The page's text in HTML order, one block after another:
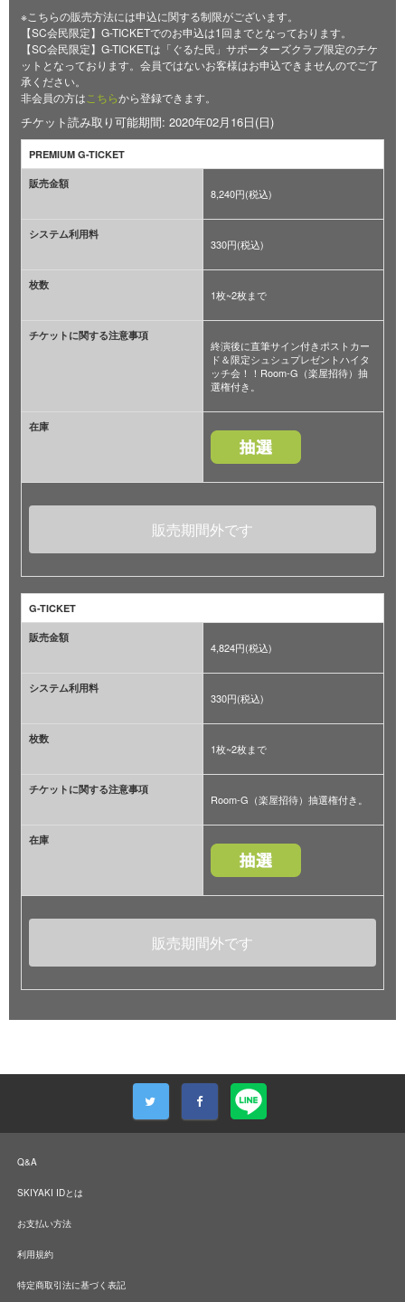
※こちらの販売方法には申込に関する制限がございます。
【SC会民限定】G-TICKETでのお申込は1回までとなっております。
【SC会民限定】G-TICKETは「ぐるた民」サポーターズクラブ限定のチケ
ットとなっております。会員ではないお客様はお申込できませんのでご了
承ください。
非会員の方は こちらから登録できます。
チケット読み取り可能期間: 2020年02月16日(日)
PREMIUM G-TICKET
販売金額
8,240円(税込)
システム利用料
330円(税込)
枚数
1枚~2枚まで
チケットに関する注意事項
終演後に直筆サイン付きポストカー
ド＆限定シュシュプレゼントハイタ
ッチ会！！Room-G（楽屋招待）抽
選権付き。
在庫
販売期間外です
G-TICKET
販売金額
4,824円(税込)
システム利用料
330円(税込)
枚数
1枚~2枚まで
チケットに関する注意事項
Room-G（楽屋招待）抽選権付き。
在庫
販売期間外です
Q&A
SKIYAKI IDとは
お支払い方法
利用規約
特定商取引法に基づく表記